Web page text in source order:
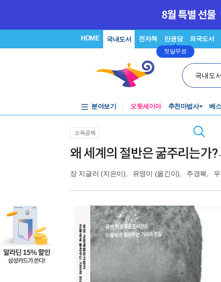
HOME 국내도서 전자책 만권당
첫달무료
외국도서
국내도
분야보기 오뒷세이아 추천마법사 베
소득공제
왜 세계의 절반은 굶주리는가?
장 지글러 (지은이), 유영미 (옮긴이), 주경복